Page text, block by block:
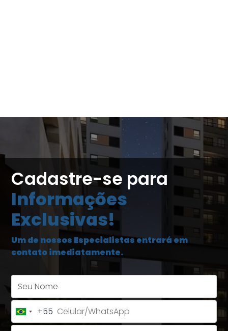
Cadastre-se para
Informações
Exclusivas!
Um de nossos Especialistas entrará em
contato imediatamente.
Brazil
+55
+55